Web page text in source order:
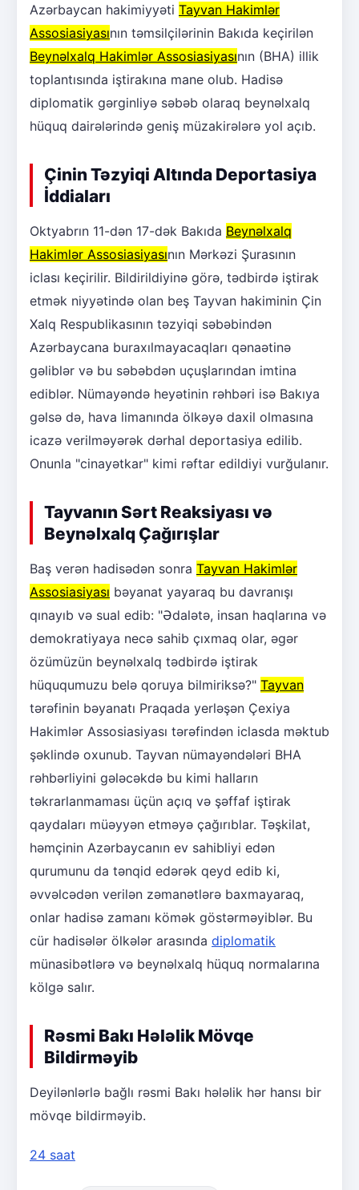
Azərbaycan hakimiyyəti Tayvan Hakimlər
Assosiasiyasının təmsilçilərinin Bakıda keçirilən
Beynəlxalq Hakimlər Assosiasiyasının (BHA) illik
toplantısında iştirakına mane olub. Hadisə
diplomatik gərginliyə səbəb olaraq beynəlxalq
hüquq dairələrində geniş müzakirələrə yol açıb.
Çinin Təzyiqi Altında Deportasiya
İddiaları
Oktyabrın 11-dən 17-dək Bakıda Beynəlxalq
Hakimlər Assosiasiyasının Mərkəzi Şurasının
iclası keçirilir. Bildirildiyinə görə, tədbirdə iştirak
etmək niyyətində olan beş Tayvan hakiminin Çin
Xalq Respublikasının təzyiqi səbəbindən
Azərbaycana buraxılmayacaqları qənaətinə
gəliblər və bu səbəbdən uçuşlarından imtina
ediblər. Nümayəndə heyətinin rəhbəri isə Bakıya
gəlsə də, hava limanında ölkəyə daxil olmasına
icazə verilməyərək dərhal deportasiya edilib.
Onunla "cinayətkar" kimi rəftar edildiyi vurğulanır.
Tayvanın Sərt Reaksiyası və
Beynəlxalq Çağırışlar
Baş verən hadisədən sonra Tayvan Hakimlər
Assosiasiyası bəyanat yayaraq bu davranışı
qınayıb və sual edib: "Ədalətə, insan haqlarına və
demokratiyaya necə sahib çıxmaq olar, əgər
özümüzün beynəlxalq tədbirdə iştirak
hüququmuzu belə qoruya bilmiriksə?" Tayvan
tərəfinin bəyanatı Praqada yerləşən Çexiya
Hakimlər Assosiasiyası tərəfindən iclasda məktub
şəklində oxunub. Tayvan nümayəndələri BHA
rəhbərliyini gələcəkdə bu kimi halların
təkrarlanmaması üçün açıq və şəffaf iştirak
qaydaları müəyyən etməyə çağırıblar. Təşkilat,
həmçinin Azərbaycanın ev sahibliyi edən
qurumunu da tənqid edərək qeyd edib ki,
əvvəlcədən verilən zəmanətlərə baxmayaraq,
onlar hadisə zamanı kömək göstərməyiblər. Bu
cür hadisələr ölkələr arasında diplomatik
münasibətlərə və beynəlxalq hüquq normalarına
kölgə salır.
Rəsmi Bakı Hələlik Mövqe
Bildirməyib
Deyilənlərlə bağlı rəsmi Bakı hələlik hər hansı bir
mövqe bildirməyib.
24 saat